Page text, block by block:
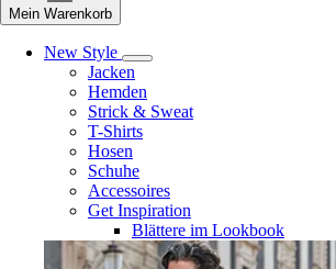
Mein Warenkorb
New Style
Jacken
Hemden
Strick & Sweat
T-Shirts
Hosen
Schuhe
Accessoires
Get Inspiration
Blättere im Lookbook